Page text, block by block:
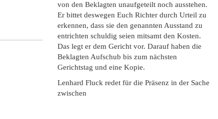
von den Beklagten unaufgeteilt noch ausstehen.
Er bittet deswegen Euch Richter durch Urteil zu
erkennen, dass sie den genannten Ausstand zu
entrichten schuldig seien mitsamt den Kosten.
Das legt er dem Gericht vor. Darauf haben die
Beklagten Aufschub bis zum nächsten
Gerichtstag und eine Kopie.
Lenhard Fluck redet für die Präsenz in der Sache
zwischen